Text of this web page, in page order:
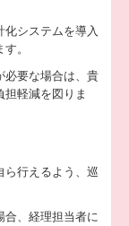
化システムを導入
。
必要な場合は、貴
軽減を図りま
ら行えるよう、巡
、経理担当者に